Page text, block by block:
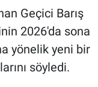
Geçici Barış
2026'da sona
yönelik yeni bir
söyledi.